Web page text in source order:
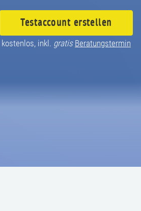
Testaccount erstellen
kostenlos, inkl. gratis Beratungstermin